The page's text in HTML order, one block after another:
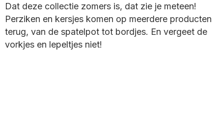
Dat deze collectie zomers is, dat zie je meteen!
Perziken en kersjes komen op meerdere producten
terug, van de spatelpot tot bordjes. En vergeet de
vorkjes en lepeltjes niet!